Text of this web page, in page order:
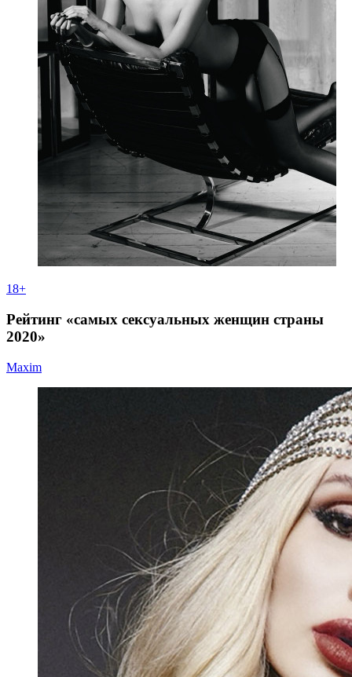
18+
Рейтинг «самых сексуальных женщин страны
2020»
Maxim